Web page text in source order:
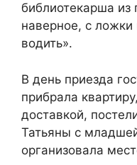
библиотекарша из
наверное, с
водить».
В день приезда
прибрала
доставкой,
Татьяны с
организовала